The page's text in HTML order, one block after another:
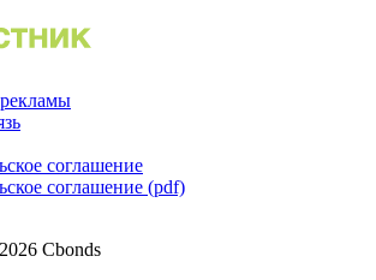
соглашение
соглашение (pdf)
Cbonds